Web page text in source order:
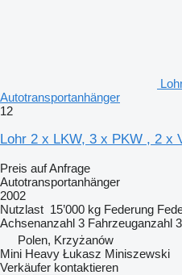
Autotransportanhänger
12
Lohr 2 x LKW, 3 x PKW , 2 x
Preis auf Anfrage
Autotransportanhänger
2002
Nutzlast 15’000 kg Federung
Achsenanzahl 3 Fahrzeuganzahl 3
Polen, Krzyżanów
Mini Heavy Łukasz Miniszewski
Verkäufer kontaktieren